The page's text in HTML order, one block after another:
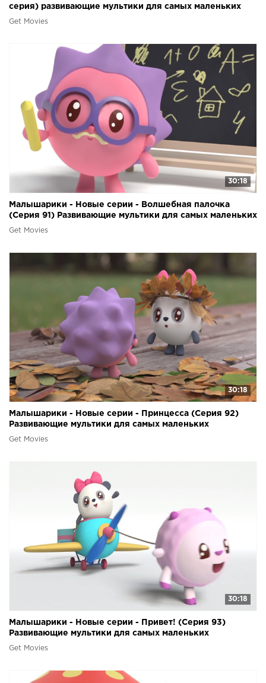
серия) развивающие мультики для самых маленьких
Get Movies
30:18
Малышарики - Новые серии - Волшебная палочка
(Серия 91) Развивающие мультики для самых маленьких
Get Movies
30:18
Малышарики - Новые серии - Принцесса (Серия 92)
Развивающие мультики для самых маленьких
Get Movies
30:18
Малышарики - Новые серии - Привет! (Серия 93)
Развивающие мультики для самых маленьких
Get Movies